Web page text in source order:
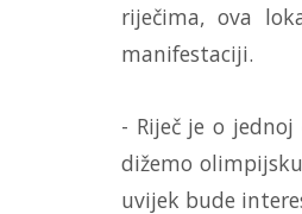
riječima, ova
manifestaciji.
- Riječ je o
dižemo
uvijek bude